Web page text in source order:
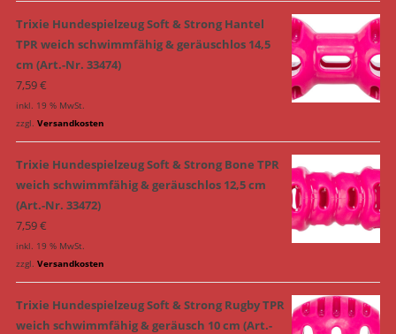
Trixie Hundespielzeug Soft & Strong Hantel
TPR weich schwimmfähig & geräuschlos 14,5
cm (Art.-Nr. 33474)
7,59€
inkl. 19 % MwSt.
zzgl. Versandkosten
Trixie Hundespielzeug Soft & Strong Bone TPR
weich schwimmfähig & geräuschlos 12,5 cm
(Art.-Nr. 33472)
7,59€
inkl. 19 % MwSt.
zzgl. Versandkosten
Trixie Hundespielzeug Soft & Strong Rugby TPR
weich schwimmfähig & geräusch 10 cm (Art.-